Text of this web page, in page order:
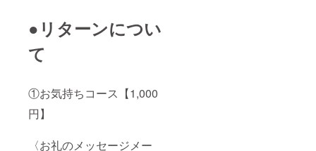
●リターンについ
て
①お気持ちコース【1,000
円】
〈お礼のメッセージメー